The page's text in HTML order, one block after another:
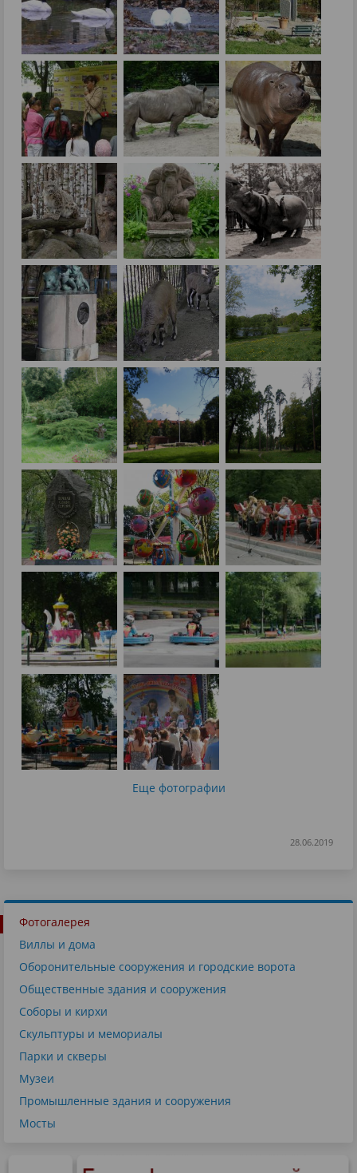
Еще фотографии
28.06.2019
Фотогалерея
Виллы и дома
Оборонительные сооружения и городские ворота
Общественные здания и сооружения
Соборы и кирхи
Скульптуры и мемориалы
Парки и скверы
Музеи
Промышленные здания и сооружения
Мосты